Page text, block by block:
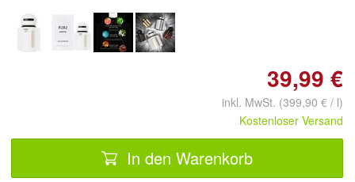
39,99 €
inkl. MwSt. (399,90 € / l)
Kostenloser Versand
In den Warenkorb